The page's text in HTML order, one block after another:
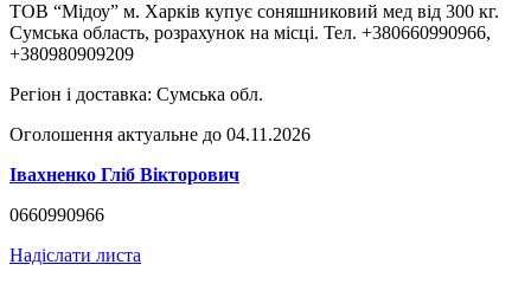
ТОВ “Мідоу” м. Харків купує соняшниковий мед від 300 кг.
Сумська область, розрахунок на місці. Тел. +380660990966,
+380980909209
Регіон і доставка: Сумська обл.
Оголошення актуальне до 04.11.2026
Івахненко Гліб Вікторович
0660990966
Надіслати листа